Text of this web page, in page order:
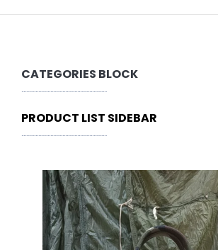
CATEGORIES BLOCK
PRODUCT LIST SIDEBAR